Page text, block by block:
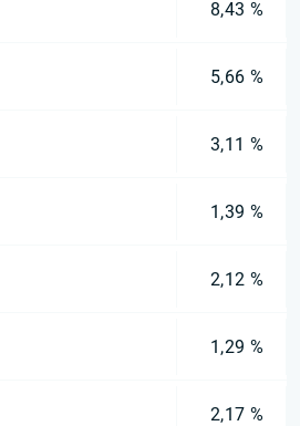
8,43 %
5,66 %
3,11 %
1,39 %
2,12 %
1,29 %
2,17 %